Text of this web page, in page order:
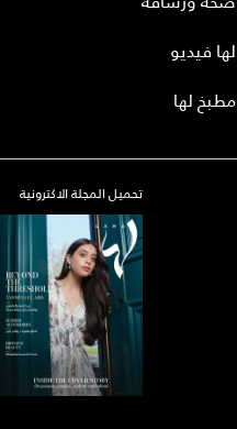
لها فيديو
مطبخ لها
تحميل المجلة الاكترونية